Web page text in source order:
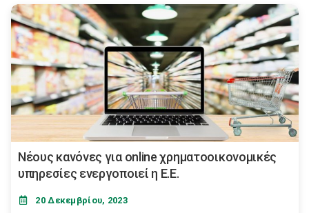
Νέους κανόνες για online χρηματοοικονομικές
υπηρεσίες ενεργοποιεί η Ε.Ε.
20 Δεκεμβρίου, 2023